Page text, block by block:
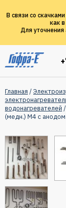
В связи со
как
Для уточнения
Главная /
водонагревателей
(медн.) M4 с